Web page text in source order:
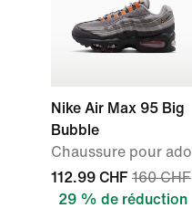
Nike Air Max 95 Big
Bubble
Chaussure pour ado
112.99 CHF 160 CHF
29 % de réduction